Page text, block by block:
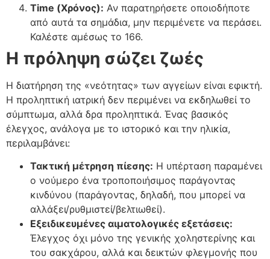
Time (Χρόνος): Αν παρατηρήσετε οποιοδήποτε
από αυτά τα σημάδια, μην περιμένετε να περάσει.
Καλέστε αμέσως το 166.
Η πρόληψη σώζει ζωές
Η διατήρηση της «νεότητας» των αγγείων είναι εφικτή.
Η προληπτική ιατρική δεν περιμένει να εκδηλωθεί το
σύμπτωμα, αλλά δρα προληπτικά. Ένας βασικός
έλεγχος, ανάλογα με το ιστορικό και την ηλικία,
περιλαμβάνει:
Τακτική μέτρηση πίεσης: Η υπέρταση παραμένει
ο νούμερο ένα τροποποιήσιμος παράγοντας
κινδύνου (παράγοντας, δηλαδή, που μπορεί να
αλλάξει/ρυθμιστεί/βελτιωθεί).
Εξειδικευμένες αιματολογικές εξετάσεις:
Έλεγχος όχι μόνο της γενικής χοληστερίνης και
του σακχάρου, αλλά και δεικτών φλεγμονής που